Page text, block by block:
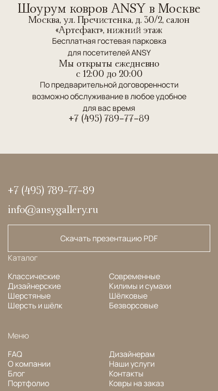
Шоурум ковров ANSY в Москве
Москва, ул. Пречистенка, д. 30/2, салон
«Артефакт», нижний этаж
Бесплатная гостевая парковка
для посетителей ANSY
Мы открыты ежедневно
c 12:00 до 20:00
По предварительной договоренности
возможно обслуживание в любое удобное
для вас время
+7 (495) 789-77-89
+7 (495) 789-77-89
info@ansygallery.ru
Скачать презентацию PDF
Каталог
Классические
Дизайнерские
Шерстяные
Шерсть и шёлк
Современные
Килимы и сумахи
Шёлковые
Безворсовые
Меню
FAQ
О компании
Блог
Портфолио
Дизайнерам
Наши услуги
Контакты
Ковры на заказ